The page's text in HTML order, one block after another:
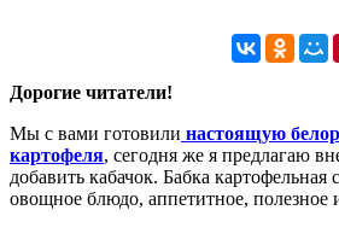
Дорогие читатели!
Мы с вами готовили настоящую
картофеля, сегодня же я предлагаю
добавить кабачок. Бабка картофельная
овощное блюдо, аппетитное, полезное